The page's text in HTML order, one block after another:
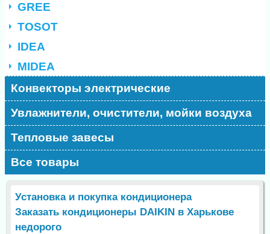
GREE
TOSOT
IDEA
MIDEA
Конвекторы электрические
Увлажнители, очистители, мойки воздуха
Тепловые завесы
Все товары
Установка и покупка кондиционера
Заказать кондиционеры DAIKIN в Харькове
недорого